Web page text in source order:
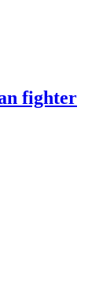
fighter